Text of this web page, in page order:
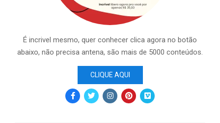
É incrivel mesmo, quer conhecer clica agora no botão
abaixo, não precisa antena, são mais de 5000 conteúdos.
CLIQUE AQUI